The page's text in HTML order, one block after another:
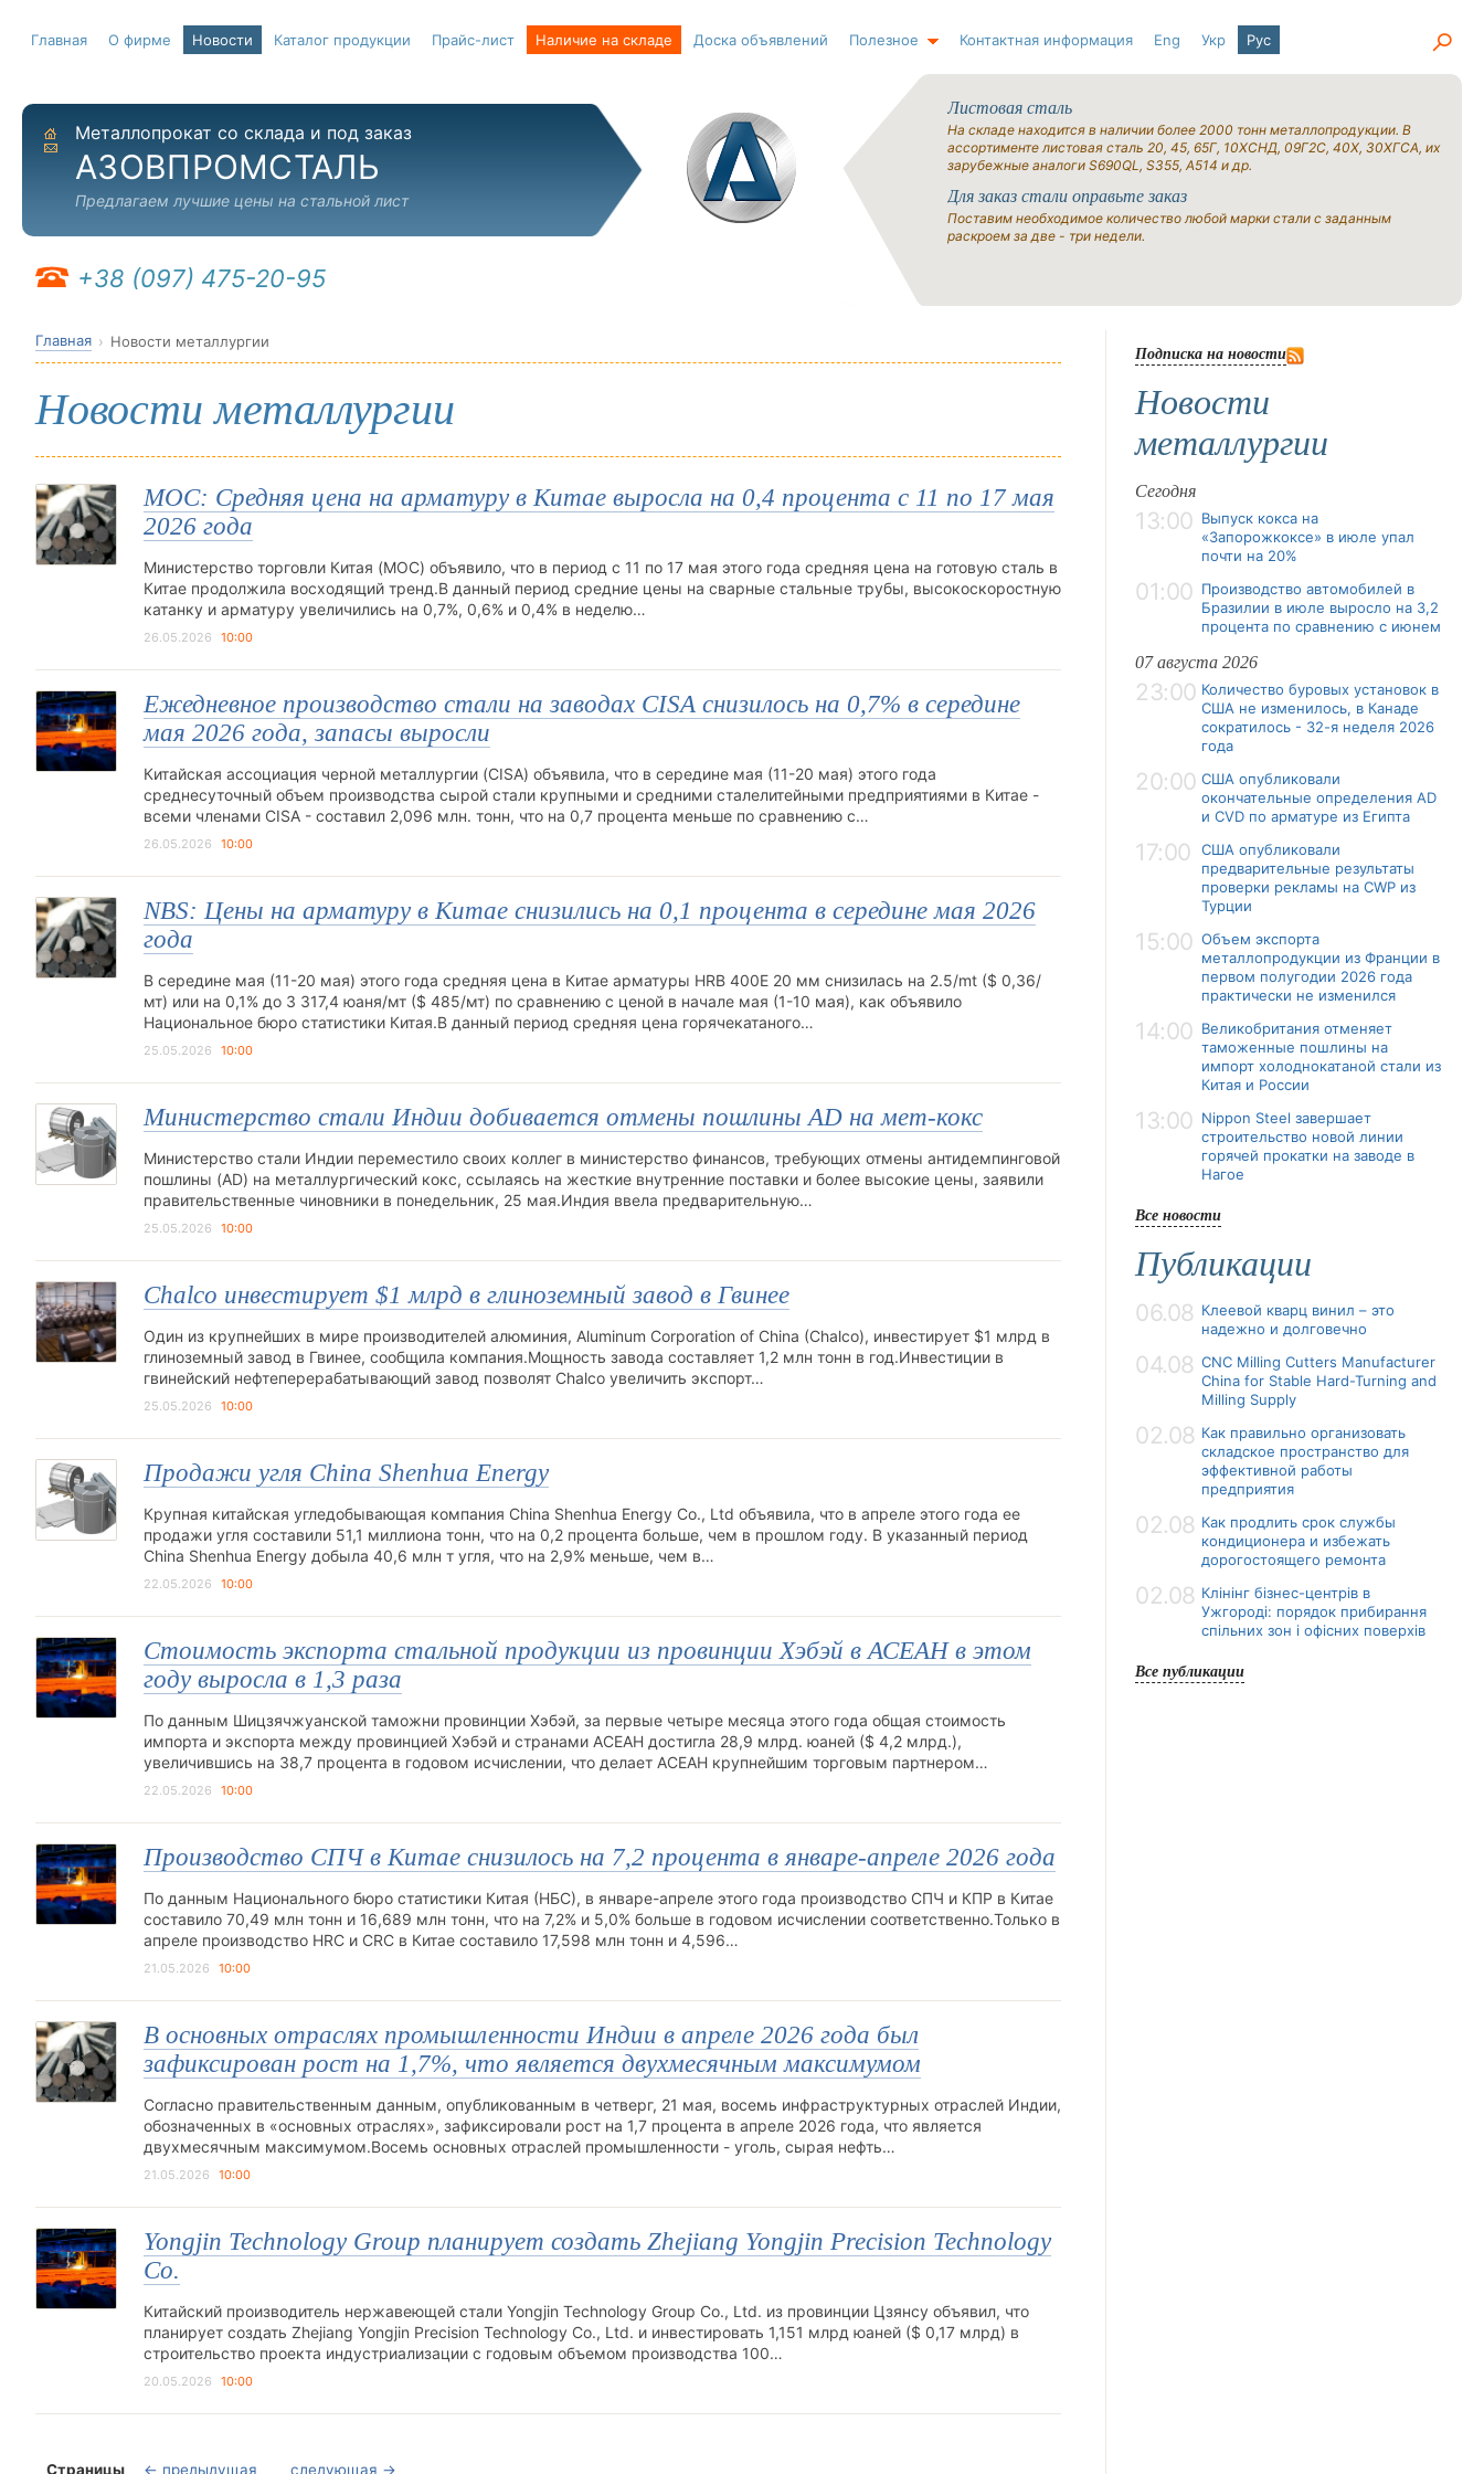
Главная О фирме Новости Каталог продукции Прайс-лист Наличие на складе Доска объявлений Полезное Контактная информация Eng Укр Рус
На главную
Отправить письмо
Металлопрокат со склада и под заказ
АЗОВПРОМСТАЛЬ
Предлагаем лучшие цены на стальной лист
+38 (097) 475-20-95
Листовая сталь
На складе находится в наличии более 2000 тонн металлопродукции. В
ассортименте листовая сталь 20, 45, 65Г, 10ХСНД, 09Г2С, 40Х, 30ХГСА, их
зарубежные аналоги S690QL, S355, A514 и др.
Для заказ стали оправьте заказ
Поставим необходимое количество любой марки стали с заданным
раскроем за две - три недели.
Главная Новости металлургии
Новости металлургии
MOC: Средняя цена на арматуру в Китае выросла на 0,4 процента с 11 по 17 мая
2026 года
Министерство торговли Китая (MOC) объявило, что в период с 11 по 17 мая этого года средняя цена на готовую сталь в
Китае продолжила восходящий тренд.В данный период средние цены на сварные стальные трубы, высокоскоростную
катанку и арматуру увеличились на 0,7%, 0,6% и 0,4% в неделю…
26.05.2026 10:00
Ежедневное производство стали на заводах CISA снизилось на 0,7% в середине
мая 2026 года, запасы выросли
Китайская ассоциация черной металлургии (CISA) объявила, что в середине мая (11-20 мая) этого года
среднесуточный объем производства сырой стали крупными и средними сталелитейными предприятиями в Китае -
всеми членами CISA - составил 2,096 млн. тонн, что на 0,7 процента меньше по сравнению с…
26.05.2026 10:00
NBS: Цены на арматуру в Китае снизились на 0,1 процента в середине мая 2026
года
В середине мая (11-20 мая) этого года средняя цена в Китае арматуры HRB 400E 20 мм снизилась на 2.5/mt ($ 0,36/
мт) или на 0,1% до 3 317,4 юаня/мт ($ 485/мт) по сравнению с ценой в начале мая (1-10 мая), как объявило
Национальное бюро статистики Китая.В данный период средняя цена горячекатаного…
25.05.2026 10:00
Министерство стали Индии добивается отмены пошлины AD на мет-кокс
Министерство стали Индии переместило своих коллег в министерство финансов, требующих отмены антидемпинговой
пошлины (AD) на металлургический кокс, ссылаясь на жесткие внутренние поставки и более высокие цены, заявили
правительственные чиновники в понедельник, 25 мая.Индия ввела предварительную…
25.05.2026 10:00
Chalco инвестирует $1 млрд в глиноземный завод в Гвинее
Один из крупнейших в мире производителей алюминия, Aluminum Corporation of China (Chalco), инвестирует $1 млрд в
глиноземный завод в Гвинее, сообщила компания.Мощность завода составляет 1,2 млн тонн в год.Инвестиции в
гвинейский нефтеперерабатывающий завод позволят Chalco увеличить экспорт…
25.05.2026 10:00
Продажи угля China Shenhua Energy
Крупная китайская угледобывающая компания China Shenhua Energy Co., Ltd объявила, что в апреле этого года ее
продажи угля составили 51,1 миллиона тонн, что на 0,2 процента больше, чем в прошлом году. В указанный период
China Shenhua Energy добыла 40,6 млн т угля, что на 2,9% меньше, чем в…
22.05.2026 10:00
Стоимость экспорта стальной продукции из провинции Хэбэй в АСЕАН в этом
году выросла в 1,3 раза
По данным Шицзячжуанской таможни провинции Хэбэй, за первые четыре месяца этого года общая стоимость
импорта и экспорта между провинцией Хэбэй и странами АСЕАН достигла 28,9 млрд. юаней ($ 4,2 млрд.),
увеличившись на 38,7 процента в годовом исчислении, что делает АСЕАН крупнейшим торговым партнером…
22.05.2026 10:00
Производство СПЧ в Китае снизилось на 7,2 процента в январе-апреле 2026 года
По данным Национального бюро статистики Китая (НБС), в январе-апреле этого года производство СПЧ и КПР в Китае
составило 70,49 млн тонн и 16,689 млн тонн, что на 7,2% и 5,0% больше в годовом исчислении соответственно.Только в
апреле производство HRC и CRC в Китае составило 17,598 млн тонн и 4,596…
21.05.2026 10:00
В основных отраслях промышленности Индии в апреле 2026 года был
зафиксирован рост на 1,7%, что является двухмесячным максимумом
Согласно правительственным данным, опубликованным в четверг, 21 мая, восемь инфраструктурных отраслей Индии,
обозначенных в «основных отраслях», зафиксировали рост на 1,7 процента в апреле 2026 года, что является
двухмесячным максимумом.Восемь основных отраслей промышленности - уголь, сырая нефть…
21.05.2026 10:00
Yongjin Technology Group планирует создать Zhejiang Yongjin Precision Technology
Co.
Китайский производитель нержавеющей стали Yongjin Technology Group Co., Ltd. из провинции Цзянсу объявил, что
планирует создать Zhejiang Yongjin Precision Technology Co., Ltd. и инвестировать 1,151 млрд юаней ($ 0,17 млрд) в
строительство проекта индустриализации с годовым объемом производства 100…
20.05.2026 10:00
Страницы ← предыдущая следующая →
Подписка на новости
Новости
металлургии
Сегодня
13:00 Выпуск кокса на
«Запорожкоксе» в июле упал
почти на 20%
01:00 Производство автомобилей в
Бразилии в июле выросло на 3,2
процента по сравнению с июнем
07 августа 2026
23:00 Количество буровых установок в
США не изменилось, в Канаде
сократилось - 32-я неделя 2026
года
20:00 США опубликовали
окончательные определения AD
и CVD по арматуре из Египта
17:00
США опубликовали
предварительные результаты
проверки рекламы на CWP из
Турции
15:00 Объем экспорта
металлопродукции из Франции в
первом полугодии 2026 года
практически не изменился
14:00 Великобритания отменяет
таможенные пошлины на
импорт холоднокатаной стали из
Китая и России
13:00 Nippon Steel завершает
строительство новой линии
горячей прокатки на заводе в
Нагое
Все новости
Публикации
06.08 Клеевой кварц винил – это
надежно и долговечно
04.08 CNC Milling Cutters Manufacturer
China for Stable Hard-Turning and
Milling Supply
02.08 Как правильно организовать
складское пространство для
эффективной работы
предприятия
02.08 Как продлить срок службы
кондиционера и избежать
дорогостоящего ремонта
02.08 Клінінг бізнес-центрів в
Ужгороді: порядок прибирання
спільних зон і офісних поверхів
Все публикации